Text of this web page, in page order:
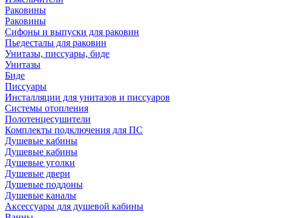
Раковины
Раковины
Сифоны и выпуски для раковин
Пьедесталы для раковин
Унитазы, писсуары, биде
Унитазы
Биде
Писсуары
Инсталляции для унитазов и писсуаров
Системы отопления
Полотенцесушители
Комплекты подключения для ПС
Душевые кабины
Душевые кабины
Душевые уголки
Душевые двери
Душевые поддоны
Душевые каналы
Аксессуары для душевой кабины